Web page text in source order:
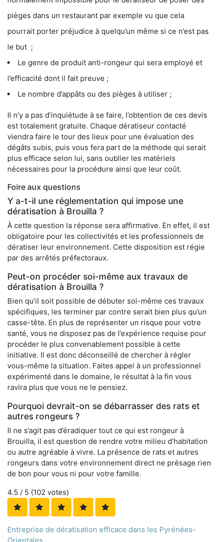
pièges dans un restaurant par exemple vu que cela
pourrait porter préjudice à quelqu’un même si ce n’est pas
le but ;
Le genre de produit anti-rongeur qui sera employé et
l’efficacité dont il fait preuve ;
Le nombre d’appâts ou des pièges à utiliser ;
Il n’y a pas d’inquiétude à se faire, l’obtention de ces devis
est totalement gratuite. Chaque dératiseur contacté
viendra faire le tour des lieux pour une évaluation des
dégâts subis, puis vous fera part de la méthode qui serait
plus efficace selon lui, sans oublier les matériels
nécessaires pour la procédure ainsi que leur coût.
Foire aux questions
Y a-t-il une réglementation qui impose une
dératisation à Brouilla ?
À cette question la réponse sera affirmative. En effet, il est
obligatoire pour les collectivités et les professionnels de
dératiser leur environnement. Cette disposition est régie
par des arrêtés préfectoraux.
Peut-on procéder soi-même aux travaux de
dératisation à Brouilla ?
Bien qu’il soit possible de débuter soi-même ces travaux
spécifiques, les terminer par contre serait bien plus qu’un
casse-tête. En plus de représenter un risque pour votre
santé, vous ne disposez pas de l’expérience requise pour
procéder le plus convenablement possible à cette
initiative. Il est donc déconseillé de chercher à régler
vous-même la situation. Faites appel à un professionnel
expérimenté dans le domaine, le résultat à la fin vous
ravira plus que vous ne le pensiez.
Pourquoi devrait-on se débarrasser des rats et
autres rongeurs ?
Il ne s’agit pas d’éradiquer tout ce qui est rongeur à
Brouilla, il est question de rendre votre milieu d’habitation
ou autre agréable à vivre. La présence de rats et autres
rongeurs dans votre environnement direct ne présage rien
de bon pour vous ni pour votre famille.
4.5 / 5 (102 votes)
Entreprise de dératisation efficace dans les Pyrénées-